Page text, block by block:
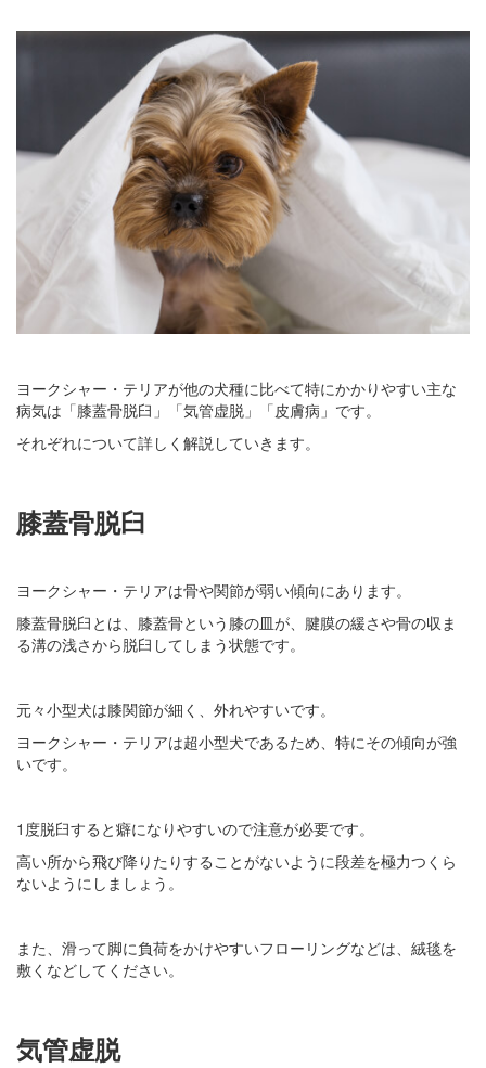
ヨークシャー・テリアが他の犬種に比べて特にかかりやすい主な
病気は「膝蓋骨脱臼」「気管虚脱」「皮膚病」です。
それぞれについて詳しく解説していきます。
膝蓋骨脱臼
ヨークシャー・テリアは骨や関節が弱い傾向にあります。
膝蓋骨脱臼とは、膝蓋骨という膝の皿が、腱膜の緩さや骨の収ま
る溝の浅さから脱臼してしまう状態です。
元々小型犬は膝関節が細く、外れやすいです。
ヨークシャー・テリアは超小型犬であるため、特にその傾向が強
いです。
1度脱臼すると癖になりやすいので注意が必要です。
高い所から飛び降りたりすることがないように段差を極力つくら
ないようにしましょう。
また、滑って脚に負荷をかけやすいフローリングなどは、絨毯を
敷くなどしてください。
気管虚脱